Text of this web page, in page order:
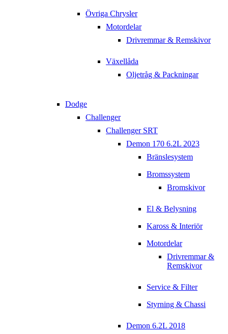
Övriga Chrysler
Motordelar
Drivremmar & Remskivor
Växellåda
Oljetråg & Packningar
Dodge
Challenger
Challenger SRT
Demon 170 6.2L 2023
Bränslesystem
Bromssystem
Bromskivor
El & Belysning
Kaross & Interiör
Motordelar
Drivremmar &
Remskivor
Service & Filter
Styrning & Chassi
Demon 6.2L 2018